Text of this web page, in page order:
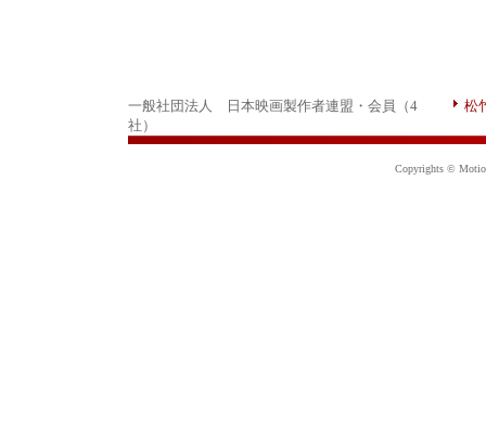
一般社団法人 日本映画製作者連盟・会員（4
社）
松
Copyrights ©